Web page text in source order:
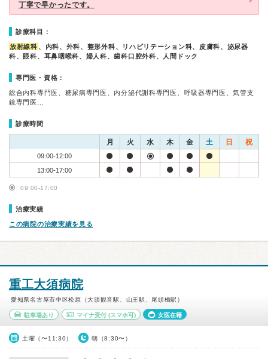
丁寧で早かったです。
診療科目：
放射線科 、内科、外科、整形外科、リハビリテーション科、皮膚科、泌尿器
科、眼科、耳鼻咽喉科、婦人科、歯科口腔外科、人間ドック
専門医・資格：
総合内科専門医、糖尿病専門医、内分泌代謝科専門医、呼吸器専門医、気管支
鏡専門医…
診療時間
月 火 水 木 金 土 日 祝
09:00-12:00
13:00-17:00
09:00-17:00
治療実績
この病院の治療実績を見る
重工大須病院
愛知県名古屋市中区松原（大須観音駅、山王駅、尾頭橋駅）
駐車場あり マイナ受付(スマホ可) 女医在籍
土曜（〜11:30） 朝（8:30〜）